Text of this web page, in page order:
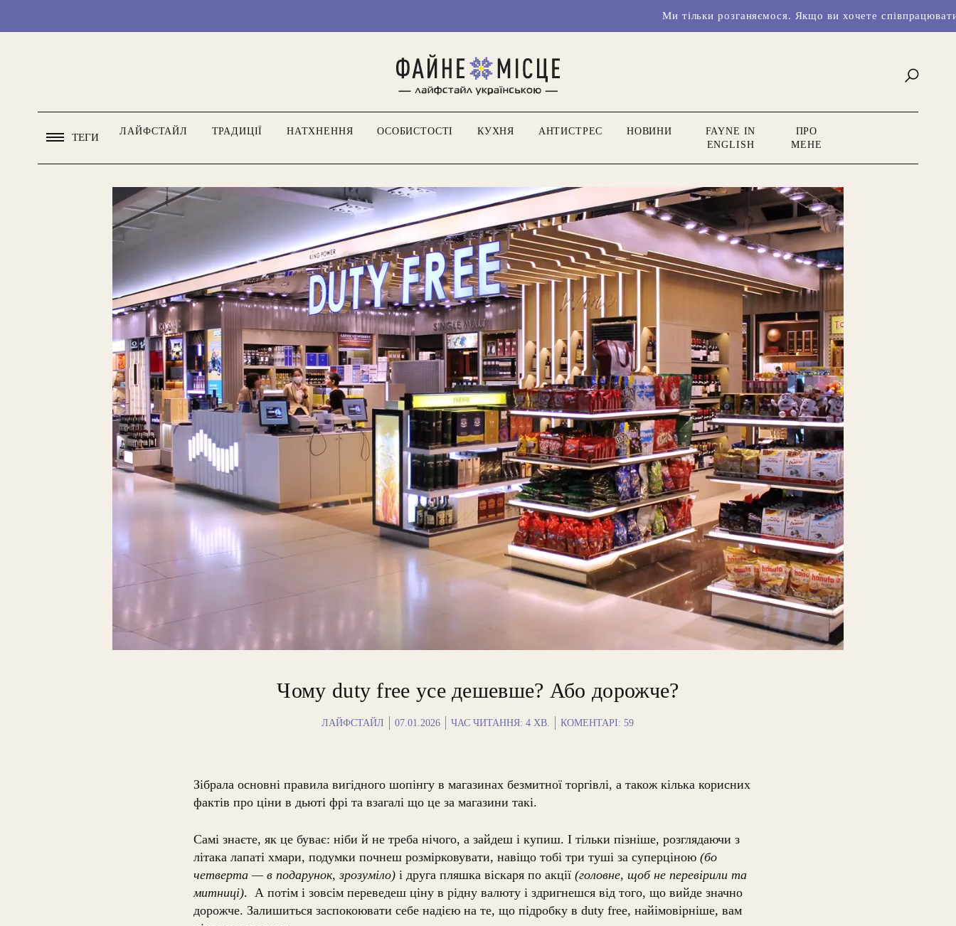
Ми тільки розганяємося. Якщо ви хочете співпрацювати з нами чи
ТЕГИ
ЛАЙФСТАЙЛ ТРАДИЦІЇ НАТХНЕННЯ ОСОБИСТОСТІ КУХНЯ АНТИСТРЕС НОВИНИ
FAYNE IN
ENGLISH
ПРО
МЕНЕ
Чому duty free усе дешевше? Або дорожче?
ЛАЙФСТАЙЛ 07.01.2026 ЧАС ЧИТАННЯ:4 ХВ. КОМЕНТАРІ: 59
Зібрала основні правила вигідного шопінгу в магазинах безмитної торгівлі, а також кілька корисних
фактів про ціни в дьюті фрі та взагалі що це за магазини такі.
Самі знаєте, як це буває: ніби й не треба нічого, а зайдеш і купиш. І тільки пізніше, розглядаючи з
літака лапаті хмари, подумки почнеш розмірковувати, навіщо тобі три туші за суперціною(бо
четверта — в подарунок, зрозуміло) і друга пляшка віскаря по акції (головне, щоб не перевірили та
митниці).А потім і зовсім переведеш ціну в рідну валюту і здригнешся від того, що вийде значно
дорожче. Залишиться заспокоювати себе надією на те, що підробку в duty free, найімовірніше, вам